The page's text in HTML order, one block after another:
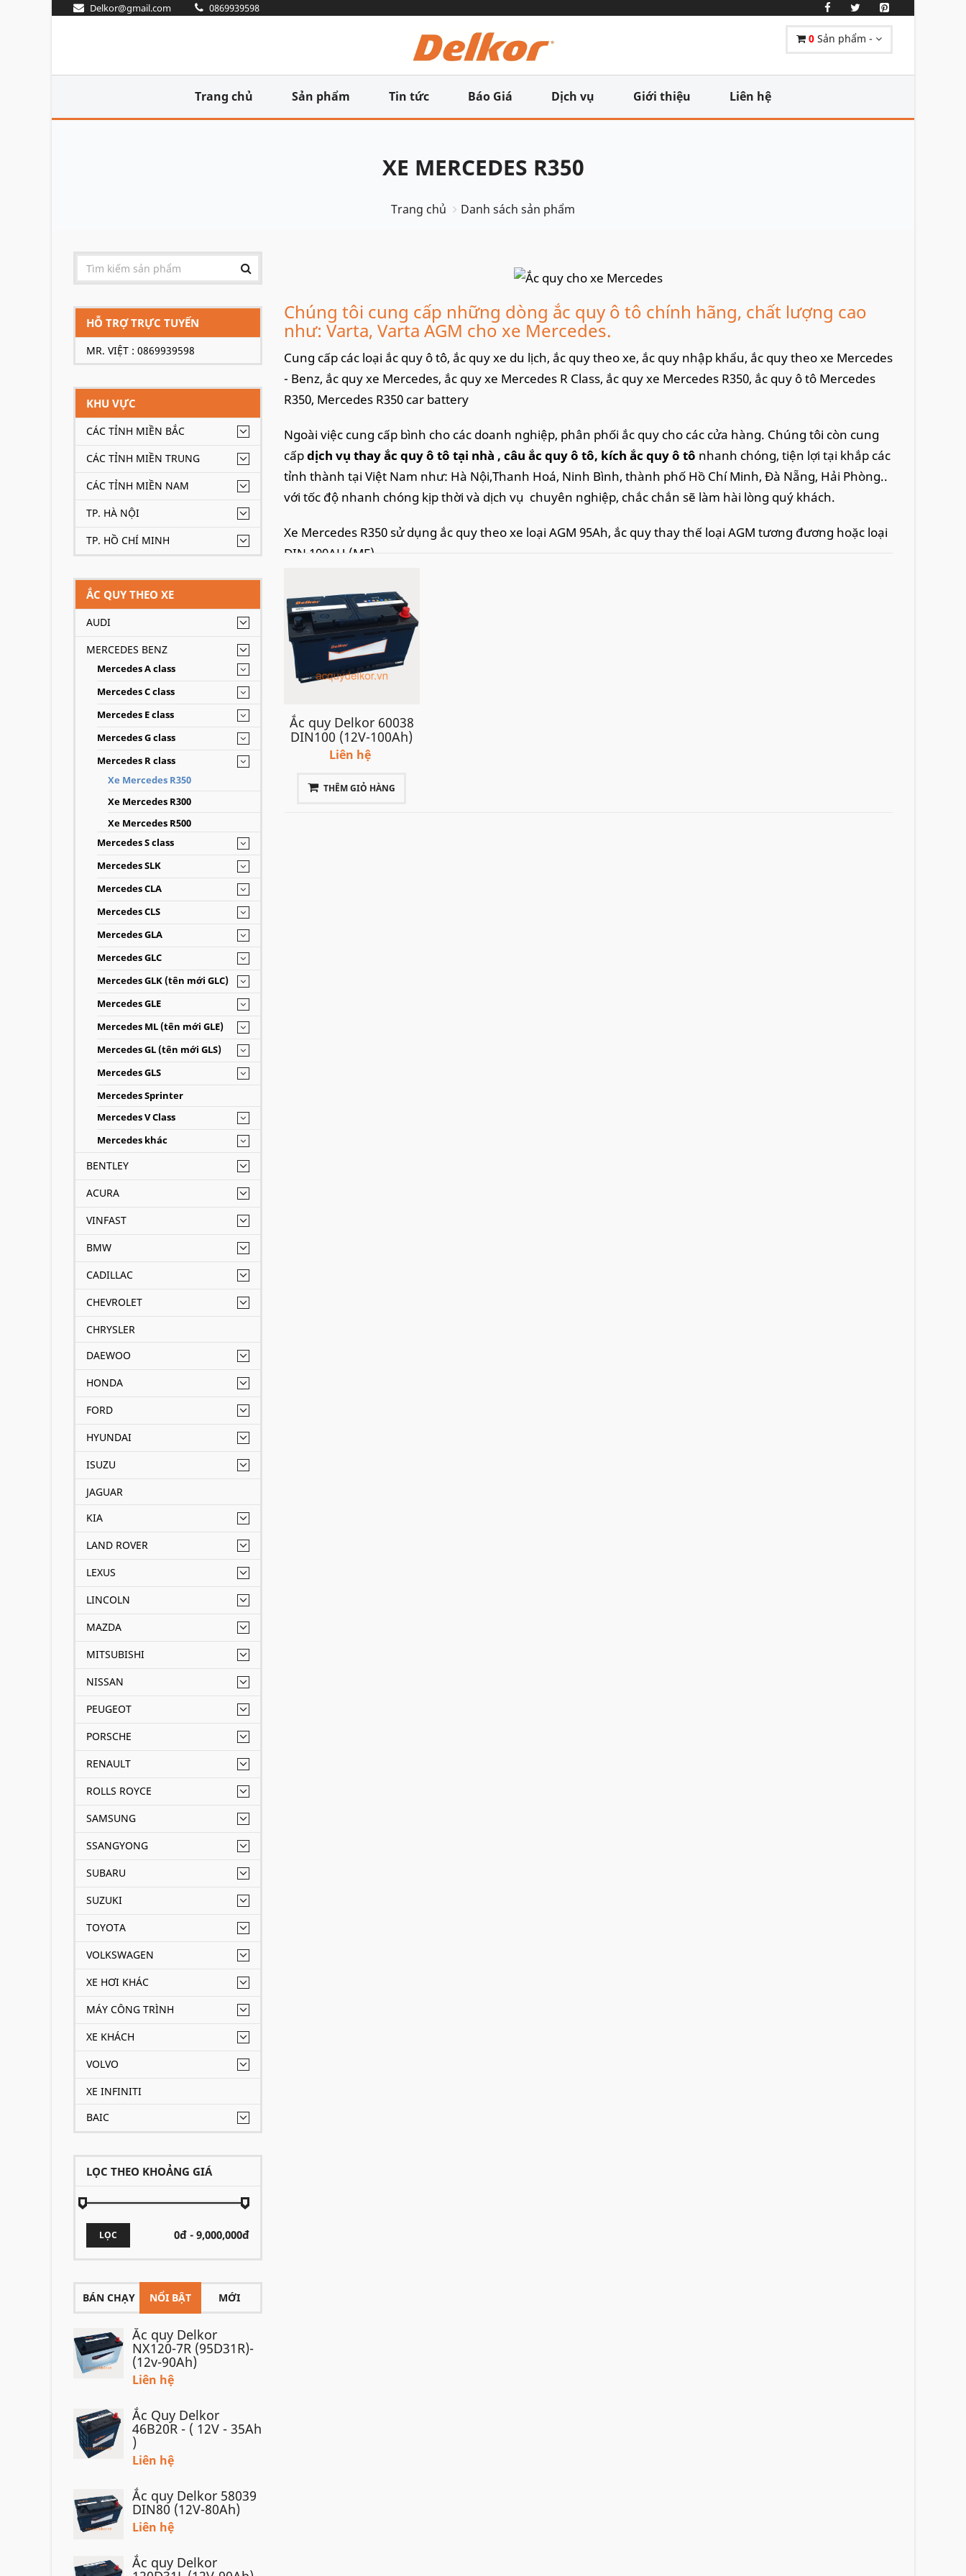
Delkor@gmail.com 0869939598
0 Sản phẩm -
Trang chủ Sản phẩm Tin tức Báo Giá Dịch vụ Giới thiệu Liên hệ
XE MERCEDES R350
Trang chủ Danh sách sản phẩm
HỖ TRỢ TRỰC TUYẾN
MR. VIỆT : 0869939598
KHU VỰC
CÁC TỈNH MIỀN BẮC
CÁC TỈNH MIỀN TRUNG
CÁC TỈNH MIỀN NAM
TP. HÀ NỘI
TP. HỒ CHÍ MINH
ẮC QUY THEO XE
AUDI
MERCEDES BENZ
Mercedes A class
Mercedes C class
Mercedes E class
Mercedes G class
Mercedes R class
Xe Mercedes R350
Xe Mercedes R300
Xe Mercedes R500
Mercedes S class
Mercedes SLK
Mercedes CLA
Mercedes CLS
Mercedes GLA
Mercedes GLC
Mercedes GLK (tên mới GLC)
Mercedes GLE
Mercedes ML (tên mới GLE)
Mercedes GL (tên mới GLS)
Mercedes GLS
Mercedes Sprinter
Mercedes V Class
Mercedes khác
BENTLEY
ACURA
VINFAST
BMW
CADILLAC
CHEVROLET
CHRYSLER
DAEWOO
HONDA
FORD
HYUNDAI
ISUZU
JAGUAR
KIA
LAND ROVER
LEXUS
LINCOLN
MAZDA
MITSUBISHI
NISSAN
PEUGEOT
PORSCHE
RENAULT
ROLLS ROYCE
SAMSUNG
SSANGYONG
SUBARU
SUZUKI
TOYOTA
VOLKSWAGEN
XE HƠI KHÁC
MÁY CÔNG TRÌNH
XE KHÁCH
VOLVO
XE INFINITI
BAIC
LỌC THEO KHOẢNG GIÁ
LỌC
BÁN CHẠY NỔI BẬT MỚI
Ắc quy Delkor
NX120-7R (95D31R)-
(12v-90Ah)
Liên hệ
Ắc Quy Delkor
46B20R - ( 12V - 35Ah
)
Liên hệ
Ắc quy Delkor 58039
DIN80 (12V-80Ah)
Liên hệ
Ắc quy Delkor
Chúng tôi cung cấp những dòng ắc quy ô tô chính hãng, chất lượng cao
như: Varta, Varta AGM cho xe Mercedes.
Cung cấp các loại ắc quy ô tô, ắc quy xe du lịch, ắc quy theo xe, ắc quy nhập khẩu, ắc quy theo xe Mercedes
- Benz, ắc quy xe Mercedes, ắc quy xe Mercedes R Class, ắc quy xe Mercedes R350, ắc quy ô tô Mercedes
R350, Mercedes R350 car battery
Ngoài việc cung cấp bình cho các doanh nghiệp, phân phối ắc quy cho các cửa hàng. Chúng tôi còn cung
cấpdịch vụ thay ắc quy ô tô tại nhà , câu ắc quy ô tô, kích ắc quy ô tô nhanh chóng, tiện lợi tại khắp các
tỉnh thành tại Việt Nam như: Hà Nội,Thanh Hoá, Ninh Bình, thành phố Hồ Chí Minh, Đà Nẵng, Hải Phòng..
với tốc độ nhanh chóng kịp thời và dịch vụ chuyên nghiệp, chắc chắn sẽ làm hài lòng quý khách.
Xe Mercedes R350 sử dụng ắc quy theo xe loại AGM 95Ah, ắc quy thay thế loại AGM tương đương hoặc loại
DIN 100AH (MF).
Ắc quy Delkor 60038
DIN100 (12V-100Ah)
Liên hệ
THÊM GIỎ HÀNG